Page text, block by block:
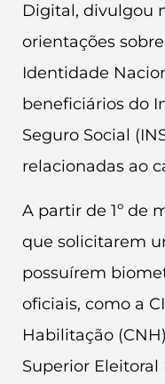
Digital, divulgou
orientações
Identidade
beneficiários do
Seguro Social
relacionadas ao
A partir de 1º de
que solicitarem
possuírem
oficiais, como a
Habilitação
Superior Eleitoral